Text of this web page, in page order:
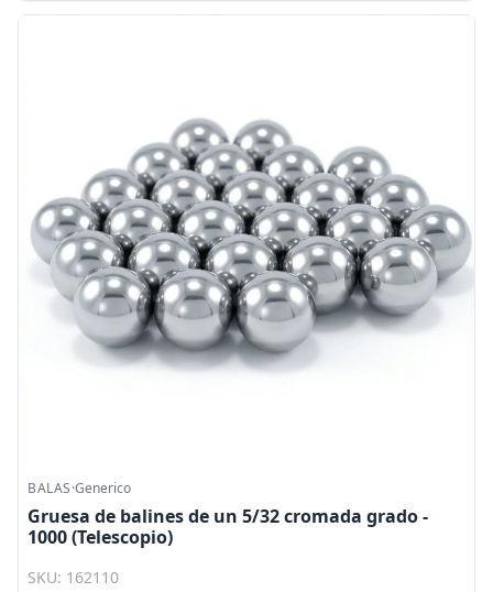
BALAS·Generico
Gruesa de balines de un 5/32 cromada grado -
1000 (Telescopio)
SKU: 162110